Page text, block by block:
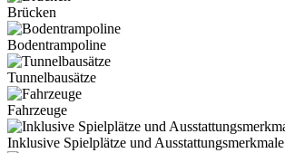
Brücken
Bodentrampoline
Tunnelbausätze
Fahrzeuge
Inklusive Spielplätze und Ausstattungsmerkmale